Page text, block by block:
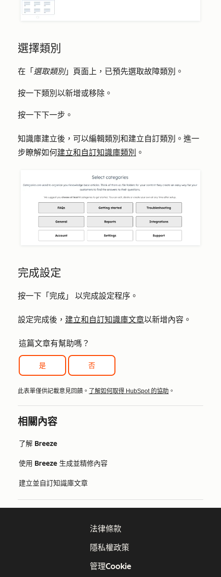
選擇類別
在「 選取類別」頁面上， 已預先選取故障類別。
按一下類別 以新增或移除。
按一下下一步 。
知識庫建立後，可以編輯類別和建立自訂類別。進一
步瞭解如何建立和自訂知識庫類別 。
完成設定
按一下 「完成」 以完成設定程序。
設定完成後， 建立和自訂知識庫文章以新增內容。
這篇文章有幫助嗎？
是 否
此表單僅供記載意見回饋。 了解如何取得 HubSpot 的協助 。
相關內容
了解 Breeze
使用 Breeze 生成並精修內容
建立並自訂知識庫文章
法律條款
隱私權政策
管理Cookie